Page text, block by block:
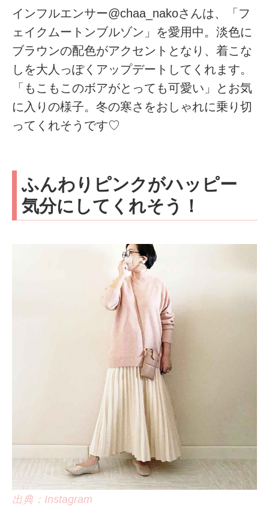
インフルエンサー@chaa_nakoさんは、「フ
ェイクムートンブルゾン」を愛用中。淡色に
ブラウンの配色がアクセントとなり、着こな
しを大人っぽくアップデートしてくれます。
「もこもこのボアがとっても可愛い」とお気
に入りの様子。冬の寒さをおしゃれに乗り切
ってくれそうです♡
ふんわりピンクがハッピー
気分にしてくれそう！
出典：Instagram